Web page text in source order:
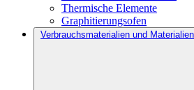
Thermische Elemente
Graphitierungsofen
Verbrauchsmaterialien und